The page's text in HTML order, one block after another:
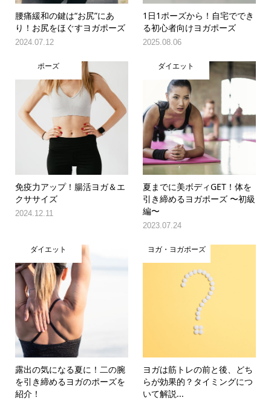
腰痛緩和の鍵は“お尻”にあ
り！お尻をほぐすヨガポーズ
2024.07.12
1日1ポーズから！自宅ででき
る初心者向けヨガポーズ
2025.08.06
ポーズ
免疫力アップ！腸活ヨガ＆エ
クササイズ
2024.12.11
ダイエット
夏までに美ボディGET！体を
引き締めるヨガポーズ 〜初級
編〜
2023.07.24
ダイエット
露出の気になる夏に！二の腕
を引き締めるヨガのポーズを
紹介！
ヨガ・ヨガポーズ
ヨガは筋トレの前と後、どち
らが効果的？タイミングにつ
いて解説...